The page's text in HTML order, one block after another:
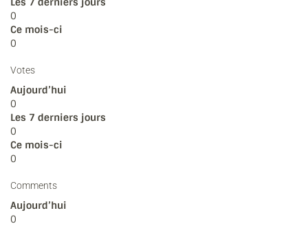
0
Ce mois-ci
0
Votes
Aujourd’hui
0
Les 7 derniers jours
0
Ce mois-ci
0
Comments
Aujourd’hui
0